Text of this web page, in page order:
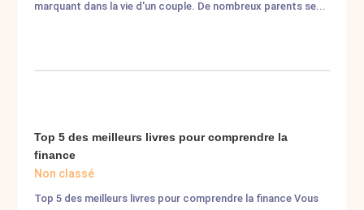
marquant dans la vie d'un couple. De nombreux parents se...
Top 5 des meilleurs livres pour comprendre la
finance
Non classé
Top 5 des meilleurs livres pour comprendre la finance Vous